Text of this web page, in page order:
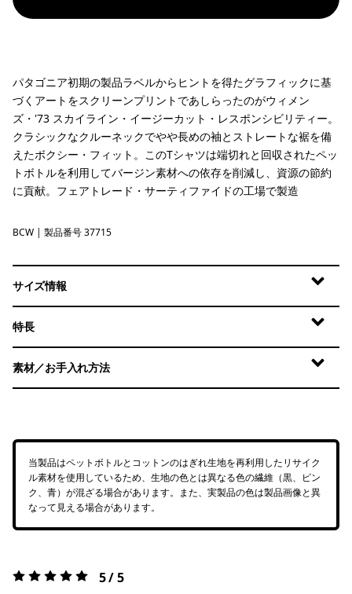
パタゴニア初期の製品ラベルからヒントを得たグラフィックに基
づくアートをスクリーンプリントであしらったのがウィメン
ズ・'73 スカイライン・イージーカット・レスポンシビリティー。
クラシックなクルーネックでやや長めの袖とストレートな裾を備
えたボクシー・フィット。このTシャツは端切れと回収されたペッ
トボトルを利用してバージン素材への依存を削減し、資源の節約
に貢献。フェアトレード・サーティファイドの工場で製造
Birch White
BCW | 製品番号 37715
サイズ情報
特長
素材／お手入れ方法
当製品はペットボトルとコットンのはぎれ生地を再利用したリサイク
ル素材を使用しているため、生地の色とは異なる色の繊維（黒、ピン
ク、青）が混ざる場合があります。また、実製品の色は製品画像と異
なって見える場合があります。
評価:5 / 5 5 / 5